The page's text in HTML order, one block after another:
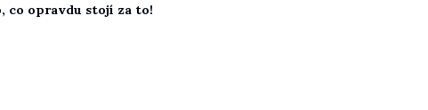
co opravdu stojí za to!